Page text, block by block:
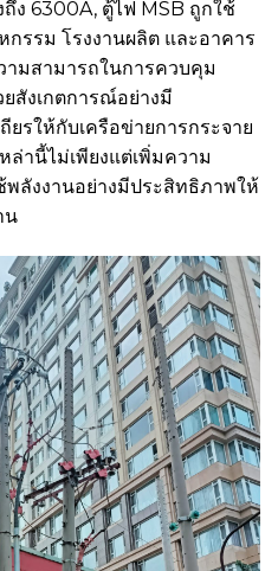
ง 6300A, ตู้ไฟ MSB ถูกใช้
รรม โรงงานผลิต และอาคาร
มสามารถในการควบคุม
สังเกตการณ์อย่างมี
รให้กับเครือข่ายการกระจาย
านี้ไม่เพียงแต่เพิ่มความ
ลังงานอย่างมีประสิทธิภาพให้
น